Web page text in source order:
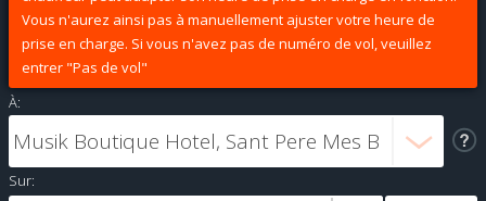
Vous n'aurez ainsi pas à manuellement ajuster votre heure de
prise en charge. Si vous n'avez pas de numéro de vol, veuillez
entrer "Pas de vol"
À:
Sur: